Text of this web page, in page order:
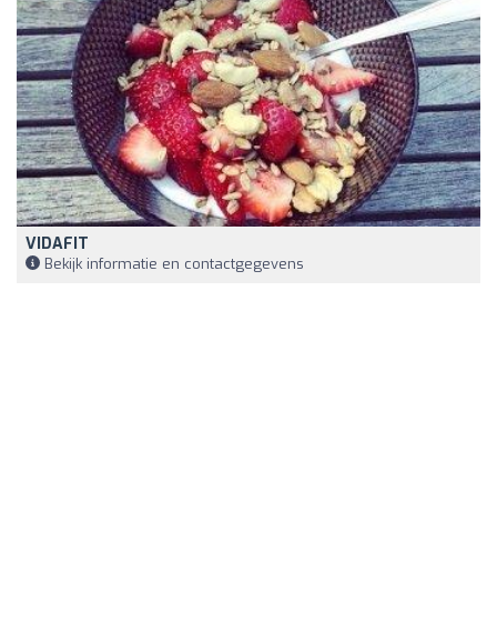
VIDAFIT
Bekijk informatie en contactgegevens